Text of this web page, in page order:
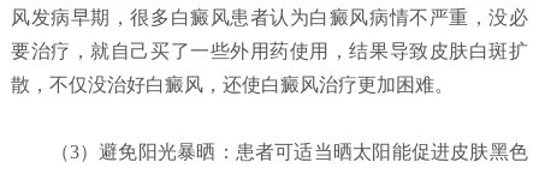
风发病早期，很多白癜风患者认为白癜风病情不严重，没必
要治疗，就自己买了一些外用药使用，结果导致皮肤白斑扩
散，不仅没治好白癜风，还使白癜风治疗更加困难。
（3）避免阳光暴晒： 患者可适当晒太阳能促进皮肤黑色